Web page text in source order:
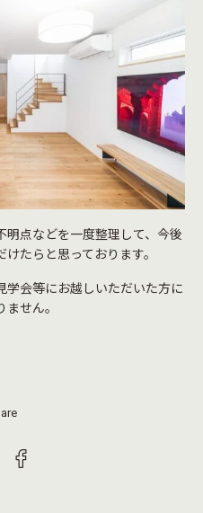
点などを一度整理して、今後
たらと思っております。
会等にお越しいただいた方に
せん。